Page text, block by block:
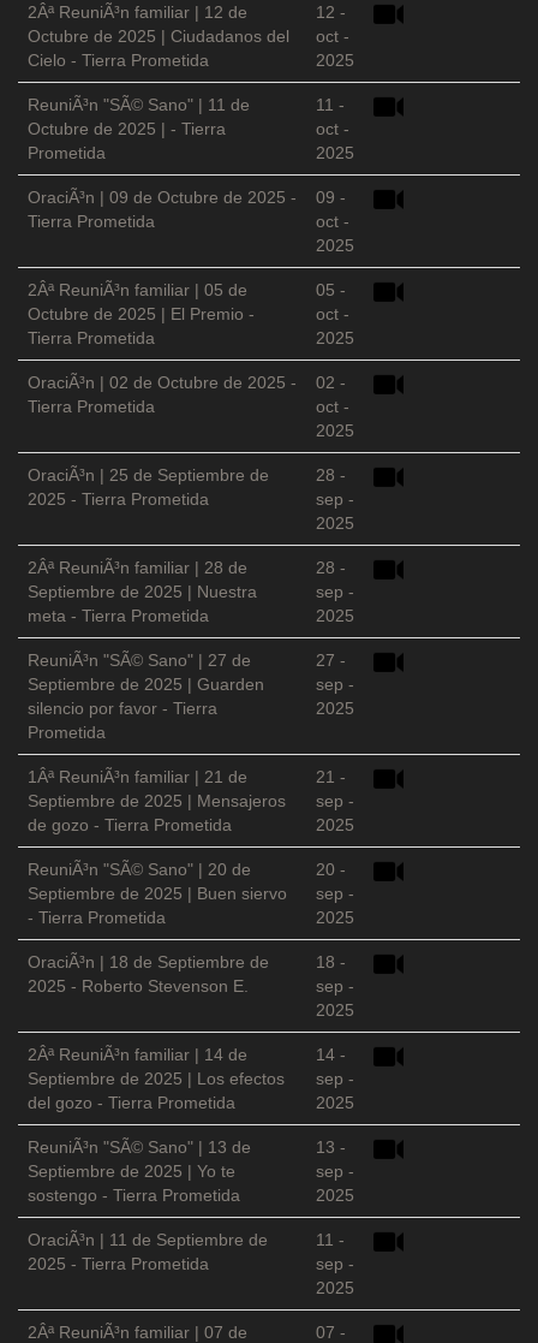
2Âª ReuniÃ³n familiar | 12 de
Octubre de 2025 | Ciudadanos del
Cielo - Tierra Prometida
12 -
oct -
2025
ReuniÃ³n "SÃ© Sano" | 11 de
Octubre de 2025 | - Tierra
Prometida
11 -
oct -
2025
OraciÃ³n | 09 de Octubre de 2025 -
Tierra Prometida
09 -
oct -
2025
2Âª ReuniÃ³n familiar | 05 de
Octubre de 2025 | El Premio -
Tierra Prometida
05 -
oct -
2025
OraciÃ³n | 02 de Octubre de 2025 -
Tierra Prometida
02 -
oct -
2025
OraciÃ³n | 25 de Septiembre de
2025 - Tierra Prometida
28 -
sep -
2025
2Âª ReuniÃ³n familiar | 28 de
Septiembre de 2025 | Nuestra
meta - Tierra Prometida
28 -
sep -
2025
ReuniÃ³n "SÃ© Sano" | 27 de
Septiembre de 2025 | Guarden
silencio por favor - Tierra
Prometida
27 -
sep -
2025
1Âª ReuniÃ³n familiar | 21 de
Septiembre de 2025 | Mensajeros
de gozo - Tierra Prometida
21 -
sep -
2025
ReuniÃ³n "SÃ© Sano" | 20 de
Septiembre de 2025 | Buen siervo
- Tierra Prometida
20 -
sep -
2025
OraciÃ³n | 18 de Septiembre de
2025 - Roberto Stevenson E.
18 -
sep -
2025
2Âª ReuniÃ³n familiar | 14 de
Septiembre de 2025 | Los efectos
del gozo - Tierra Prometida
14 -
sep -
2025
ReuniÃ³n "SÃ© Sano" | 13 de
Septiembre de 2025 | Yo te
sostengo - Tierra Prometida
13 -
sep -
2025
OraciÃ³n | 11 de Septiembre de
2025 - Tierra Prometida
11 -
sep -
2025
2Âª ReuniÃ³n familiar | 07 de 07 -